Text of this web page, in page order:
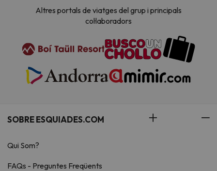
Altres portals de viatges del grup i principals
col·laboradors
SOBRE ESQUIADES.COM
Qui Som?
FAQs - Preguntes Freqüents